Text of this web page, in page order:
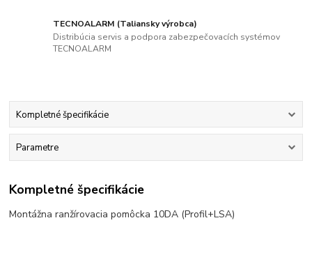
TECNOALARM (Taliansky výrobca)
Distribúcia servis a podpora zabezpečovacích systémov
TECNOALARM
Kompletné špecifikácie
Parametre
Kompletné špecifikácie
Montážna ranžírovacia pomôcka 10DA (Profil+LSA)